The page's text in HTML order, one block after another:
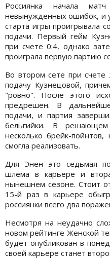
Россиянка начала
невынужденных ошибок, и
старта игры проигрывала
подачи. Первый гейм
при счете 0:4, однако
проиграла первую партию
Во втором сете при счете
подачу Кузнецовой,
"ровно". После этого
предрешен. В
подачи, и партия
бельгийки. В
несколько брейк-
смогла реализовать.
Для Энен это седьмая
шлема в карьере и
нынешнем сезоне. Стоит
15-й раз в карьере
россиянки всего два
Несмотря на неудачно
новом рейтинге Женской
будет опубликован в
своей карьере станет